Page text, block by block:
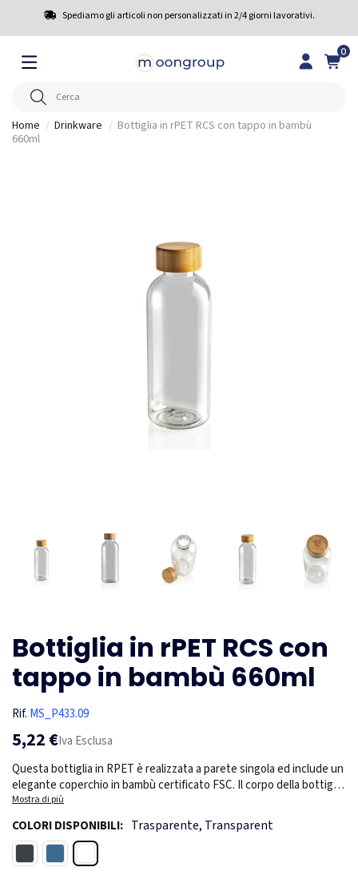
Spediamo gli articoli non personalizzati in 2/4 giorni lavorativi.
0
Home Drinkware
Bottiglia in rPET RCS con tappo in bambù
660ml
Bottiglia in rPET RCS con
tappo in bambù 660ml
Rif. MS_P433.09
5,22 €Iva Esclusa
Questa bottiglia in RPET è realizzata a parete singola ed include un
elegante coperchio in bambù certificato FSC. Il corpo della bottiglia
è realizzato in RPET certificato RCS al 100%. La certificazione RCS
è uno standard per verificare il contenuto riciclato di un prodotto
lungo l'intera filiera produttiva. Lavare solo a mano. Questo
prodotto è adatto solo a bevande fredde. Contenuto totale
riciclato: 75% in base al peso totale dell'articolo. Senza BPA.
Mostra di più
COLORI DISPONIBILI: Trasparente, Transparent